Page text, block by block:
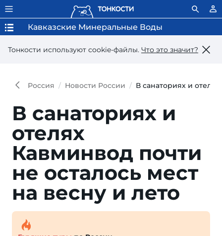
Тонкости используют сookie-файлы. Что это значит?
Кавказские Минеральные Воды
Россия Новости России В санаториях и
В санаториях и
отелях
Кавминвод почти
не осталось мест
на весну и лето